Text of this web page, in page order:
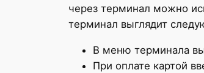
через терминал можно
терминал выглядит
В меню терминала
При оплате картой